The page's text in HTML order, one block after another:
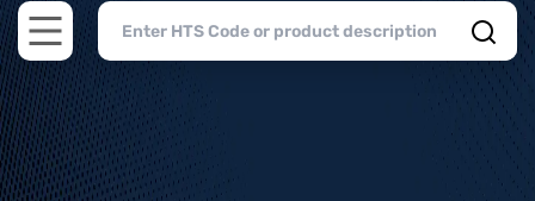
Open main menu